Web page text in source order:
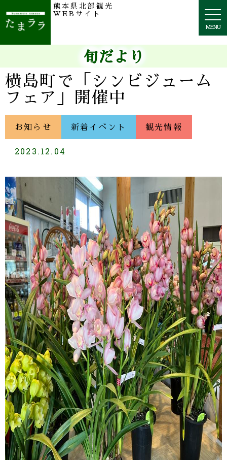
MENU
熊本県北部観光
WEBサイト
旬だより
横島町で「シンビジューム
フェア」開催中
お知らせ 新着イベント 観光情報
2023.12.04